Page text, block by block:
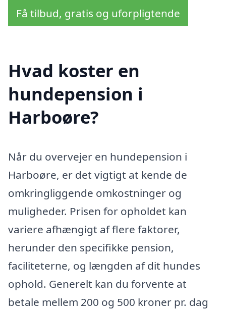
Få tilbud, gratis og uforpligtende
Hvad koster en
hundepension i
Harboøre?
Når du overvejer en hundepension i
Harboøre, er det vigtigt at kende de
omkringliggende omkostninger og
muligheder. Prisen for opholdet kan
variere afhængigt af flere faktorer,
herunder den specifikke pension,
faciliteterne, og længden af dit hundes
ophold. Generelt kan du forvente at
betale mellem 200 og 500 kroner pr. dag